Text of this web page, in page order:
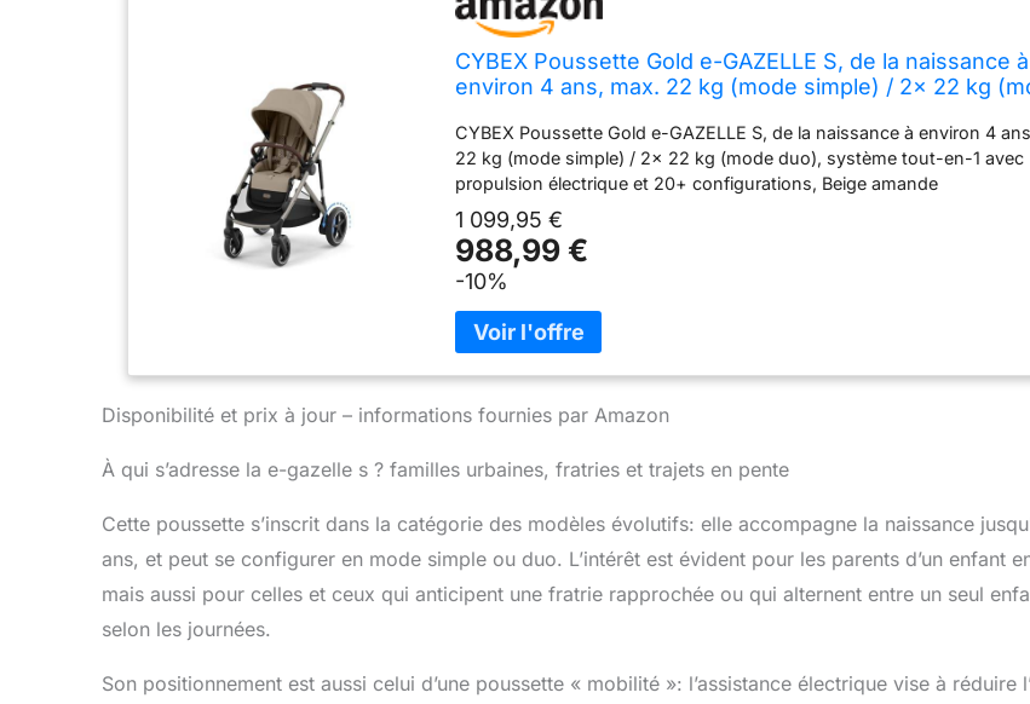
CYBEX Poussette Gold e-GAZELLE S, de la naissance à
environ 4 ans, max. 22 kg (mode simple) / 2x 22 kg
configurations, Beige amande
CYBEX Poussette Gold e-GAZELLE S, de la naissance à environ 4
22 kg (mode simple) / 2x 22 kg (mode duo), système tout-en-1 avec
propulsion électrique et 20+ configurations, Beige amande
1 099,95 €
988,99 €
-10%
Disponibilité et prix à jour – informations fournies par Amazon
À qui s’adresse la e-gazelle s ? familles urbaines, fratries et trajets en pente
Cette poussette s’inscrit dans la catégorie des modèles évolutifs: elle accompagne la naissance
ans, et peut se configurer en mode simple ou duo. L’intérêt est évident pour les parents d’un enfant
mais aussi pour celles et ceux qui anticipent une fratrie rapprochée ou qui alternent entre un seul
selon les journées.
Son positionnement est aussi celui d’une poussette « mobilité »: l’assistance électrique vise à réduire